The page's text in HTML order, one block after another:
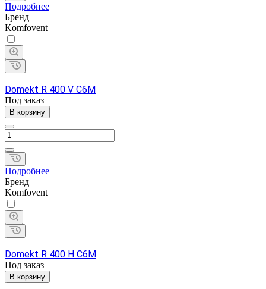
Подробнее
Бренд
Komfovent
Domekt R 400 V C6M
Под заказ
В корзину
Подробнее
Бренд
Komfovent
Domekt R 400 H C6M
Под заказ
В корзину